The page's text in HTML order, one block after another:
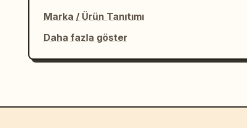
Marka / Ürün Tanıtımı
Daha fazla göster